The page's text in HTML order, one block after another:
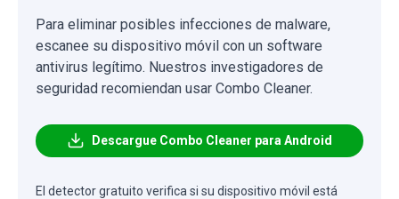
Para eliminar posibles infecciones de malware,
escanee su dispositivo móvil con un software
antivirus legítimo. Nuestros investigadores de
seguridad recomiendan usar Combo Cleaner.
Descargue Combo Cleaner para Android
El detector gratuito verifica si su dispositivo móvil está